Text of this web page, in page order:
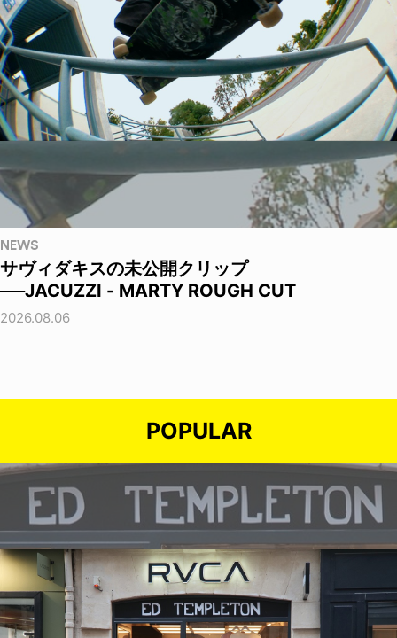
NEWS
サヴィダキスの未公開クリップ
──JACUZZI - MARTY ROUGH CUT
2026.08.06
POPULAR